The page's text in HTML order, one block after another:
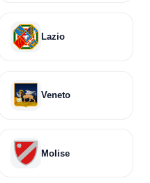
Lazio
Veneto
Molise